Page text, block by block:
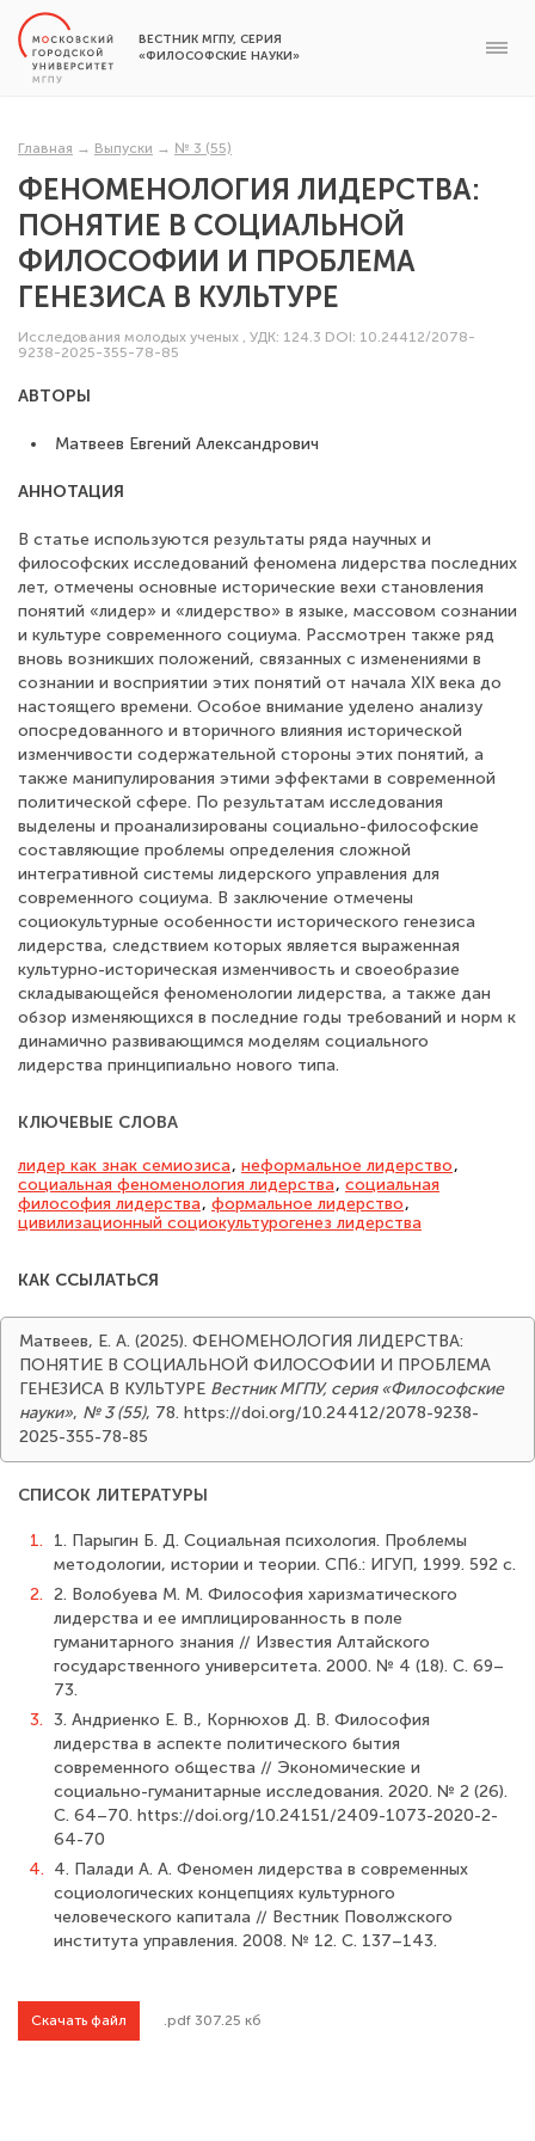
ВЕСТНИК МГПУ, СЕРИЯ
«ФИЛОСОФСКИЕ НАУКИ»
Главная → Выпуски → № 3 (55)
ФЕНОМЕНОЛОГИЯ ЛИДЕРСТВА:
ПОНЯТИЕ В СОЦИАЛЬНОЙ
ФИЛОСОФИИ И ПРОБЛЕМА
ГЕНЕЗИСА В КУЛЬТУРЕ
Исследования молодых ученых , УДК: 124.3 DOI: 10.24412/2078-
9238-2025-355-78-85
АВТОРЫ
Матвеев Евгений Александрович
АННОТАЦИЯ
В статье используются результаты ряда научных и
философских исследований феномена лидерства последних
лет, отмечены основные исторические вехи становления
понятий «лидер» и «лидерство» в языке, массовом сознании
и культуре современного социума. Рассмотрен также ряд
вновь возникших положений, связанных с изменениями в
сознании и восприятии этих понятий от начала XIX века до
настоящего времени. Особое внимание уделено анализу
опосредованного и вторичного влияния исторической
изменчивости содержательной стороны этих понятий, а
также манипулирования этими эффектами в современной
политической сфере. По результатам исследования
выделены и проанализированы социально-философские
составляющие проблемы определения сложной
интегративной системы лидерского управления для
современного социума. В заключение отмечены
социокультурные особенности исторического генезиса
лидерства, следствием которых является выраженная
культурно-историческая изменчивость и своеобразие
складывающейся феноменологии лидерства, а также дан
обзор изменяющихся в последние годы требований и норм к
динамично развивающимся моделям социального
лидерства принципиально нового типа.
КЛЮЧЕВЫЕ СЛОВА
лидер как знак семиозиса, неформальное лидерство,
социальная феноменология лидерства, социальная
философия лидерства, формальное лидерство,
цивилизационный социокультурогенез лидерства
КАК ССЫЛАТЬСЯ
Матвеев, Е. А. (2025). ФЕНОМЕНОЛОГИЯ ЛИДЕРСТВА:
ПОНЯТИЕ В СОЦИАЛЬНОЙ ФИЛОСОФИИ И ПРОБЛЕМА
ГЕНЕЗИСА В КУЛЬТУРЕ Вестник МГПУ, серия «Философские
науки», № 3 (55), 78. https://doi.org/10.24412/2078-9238-
2025-355-78-85
СПИСОК ЛИТЕРАТУРЫ
1.
1. Парыгин Б. Д. Социальная психология. Проблемы
методологии, истории и теории. СПб.: ИГУП, 1999. 592 с.
2. 2. Волобуева М. М. Философия харизматического
лидерства и ее имплицированность в поле
гуманитарного знания // Известия Алтайского
государственного университета. 2000. № 4 (18). С. 69–
73.
3. 3. Андриенко Е. В., Корнюхов Д. В. Философия
лидерства в аспекте политического бытия
современного общества // Экономические и
социально-гуманитарные исследования. 2020. № 2 (26).
С. 64–70. https://doi.org/10.24151/2409-1073-2020-2-
64-70
4. 4. Палади А. А. Феномен лидерства в современных
социологических концепциях культурного
человеческого капитала // Вестник Поволжского
института управления. 2008. № 12. C. 137–143.
Скачать файл .pdf 307.25 кб